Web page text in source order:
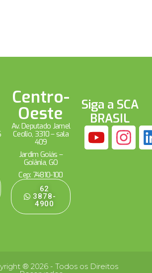
Centro-
Oeste
Av. Deputado Jamel
Cecílio, 3310 – sala
409
Jardim Goiás –
Goiânia, GO
Cep: 74810-100
62
3878-
4900
Siga a SCA
BRASIL
® 2026 - Todos os Direitos